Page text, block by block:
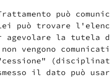
può
può trovare
agevolare la
vengono
il dato può